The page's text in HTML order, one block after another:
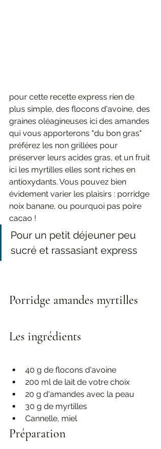
pour cette recette express rien de
plus simple, des flocons d'avoine, des
graines oléagineuses ici des amandes
qui vous apporterons "du bon gras"
préférez les non grillées pour
préserver leurs acides gras, et un fruit
ici les myrtilles elles sont riches en
antioxydants. Vous pouvez bien
évidement varier les plaisirs : porridge
noix banane, ou pourquoi pas poire
cacao !
Pour un petit déjeuner peu
sucré et rassasiant express
Porridge amandes myrtilles
Les ingrédients
40 g de flocons d'avoine
200 ml de lait de votre choix
20 g d'amandes avec la peau
30 g de myrtilles
Cannelle, miel
Préparation